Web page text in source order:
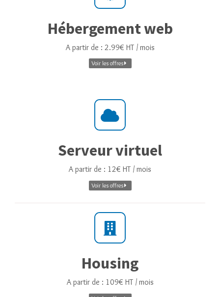
Hébergement web
A partir de : 2.99€ HT / mois
Voir les offres
Serveur virtuel
A partir de : 12€ HT / mois
Voir les offres
Housing
A partir de : 109€ HT / mois